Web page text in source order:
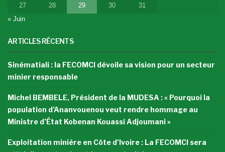
27 28 29 30
31
« Juin
ARTICLES RÉCENTS
Sinématiali : la FECOMCI dévoile sa vision pour un secteur
minier responsable
Michel BEMBELE, Président de la MUDESA : « Pourquoi la
population d’Ananvouenou veut rendre hommage au
Ministre d’État Kobenan Kouassi Adjoumani »
Exploitation minière en Côte d’Ivoire : La FECOMCI sera